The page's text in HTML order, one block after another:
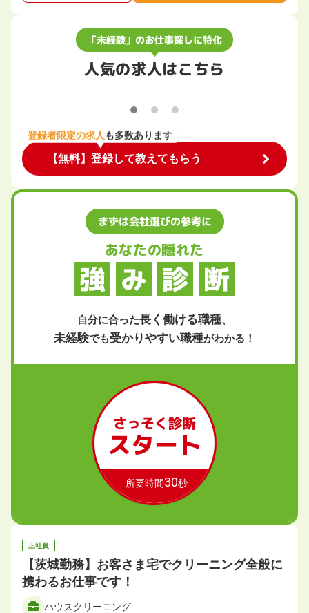
「未経験」のお仕事探しに特化
人気の求人はこちら
登録者限定の求人も多数あります
【無料】登録して教えてもらう
まずは会社選びの参考に
あなたの隠れた
強 み 診 断
自分に合った長く働ける職種、
未経験でも受かりやすい職種がわかる！
さっそく診断
スタート
所要時間30秒
正社員
【茨城勤務】お客さま宅でクリーニング全般に
携わるお仕事です！
ハウスクリーニング